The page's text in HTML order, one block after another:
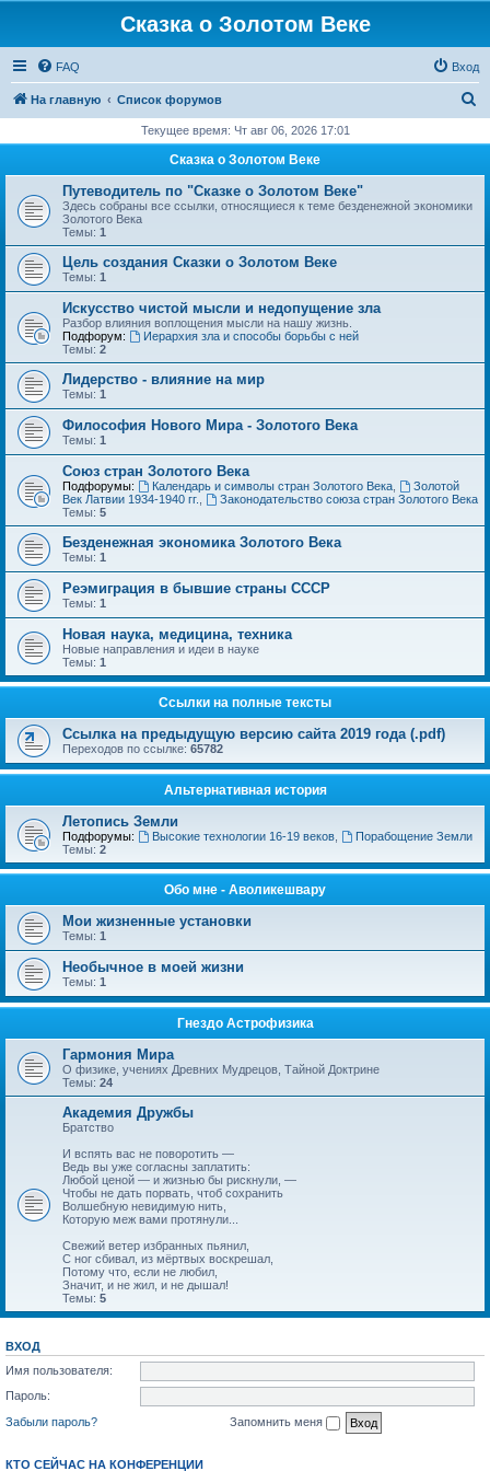
Сказка о Золотом Веке
FAQ Вход
На главную Список форумов
с
Текущее время: Чт авг 06, 2026 17:01
Сказка о Золотом Веке
Путеводитель по "Сказке о Золотом Веке"
Здесь собраны все ссылки, относящиеся к теме безденежной экономики
Золотого Века
Темы: 1
Цель создания Сказки о Золотом Веке
Темы: 1
Искусство чистой мысли и недопущение зла
Разбор влияния воплощения мысли на нашу жизнь.
Подфорум:
Иерархия зла и способы борьбы с ней
Темы: 2
Лидерство - влияние на мир
Темы: 1
Философия Нового Мира - Золотого Века
Темы: 1
Cоюз стран Золотого Века
Подфорумы: Календарь и символы стран Золотого Века,
Золотой
Век Латвии 1934-1940 гг.
Законодательство союза стран Золотого Века
Темы: 5
Безденежная экономика Золотого Века
Темы: 1
Реэмиграция в бывшие страны СССР
Темы: 1
Новая наука, медицина, техника
Новые направления и идеи в науке
Темы: 1
Ссылки на полные тексты
Ссылка на предыдущую версию сайта 2019 года (.pdf)
Переходов по ссылке: 65782
Альтернативная история
Летопись Земли
Подфорумы: Высокие технологии 16-19 веков,
Порабощение Земли
Темы: 2
Обо мне - Аволикешвару
Мои жизненные установки
Темы: 1
Необычное в моей жизни
Темы: 1
Гнездо Астрофизика
Гармония Мира
О физике, учениях Древних Мудрецов, Тайной Доктрине
Темы: 24
Академия Дружбы
Братство
И вспять вас не поворотить —
Ведь вы уже согласны заплатить:
Любой ценой — и жизнью бы рискнули, —
Чтобы не дать порвать, чтоб сохранить
Волшебную невидимую нить,
Которую меж вами протянули...
Свежий ветер избранных пьянил,
С ног сбивал, из мёртвых воскрешал,
Потому что, если не любил,
Значит, и не жил, и не дышал!
Темы: 5
ВХОД
Имя пользователя:
Пароль:
Забыли пароль?
Запомнить меня
КТО СЕЙЧАС НА КОНФЕРЕНЦИИ